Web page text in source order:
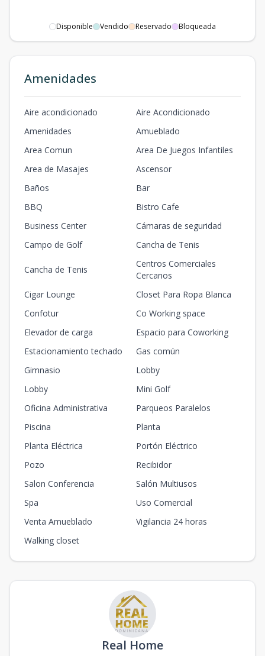
Disponible Vendido Reservado Bloqueada
Amenidades
Aire acondicionado
Aire Acondicionado
Amenidades
Amueblado
Area Comun
Area De Juegos Infantiles
Area de Masajes
Ascensor
Baños
Bar
BBQ
Bistro Cafe
Business Center
Cámaras de seguridad
Campo de Golf
Cancha de Tenis
Cancha de Tenis
Centros Comerciales
Cercanos
Cigar Lounge
Closet Para Ropa Blanca
Confotur
Co Working space
Elevador de carga
Espacio para Coworking
Estacionamiento techado
Gas común
Gimnasio
Lobby
Lobby
Mini Golf
Oficina Administrativa
Parqueos Paralelos
Piscina
Planta
Planta Eléctrica
Portón Eléctrico
Pozo
Recibidor
Salon Conferencia
Salón Multiusos
Spa
Uso Comercial
Venta Amueblado
Vigilancia 24 horas
Walking closet
Real Home